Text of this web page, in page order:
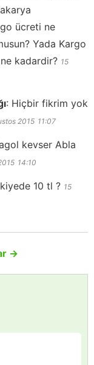
ücreti ne
Yada Kargo
kadardir? 15
: Hiçbir fikrim yok
2015 11:07
kevser Abla
14:10
10 tl ? 15
→